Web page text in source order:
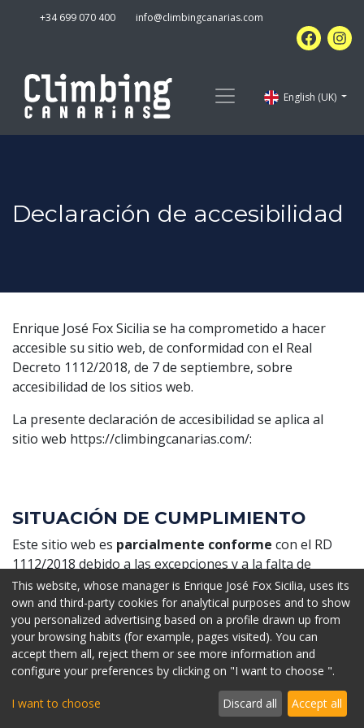
+34 699 070 400 info@climbingcanarias.com
English (UK)
Declaración de accesibilidad
Enrique José Fox Sicilia se ha comprometido a hacer
accesible su sitio web, de conformidad con el Real
Decreto 1112/2018, de 7 de septiembre, sobre
accesibilidad de los sitios web.
La presente declaración de accesibilidad se aplica al
sitio web https://climbingcanarias.com/:
SITUACIÓN DE CUMPLIMIENTO
Este sitio web es parcialmente conforme con el RD
1112/2018 debido a las excepciones y a la falta de
conformidad de los aspectos que se indican en el
siguiente punto.
CONTENIDO NO ACCESIBLE
El contenido que se recoge a continuación no es
accesible por lo siguiente:
This website, whose manager is Enrique José Fox Sicilia, uses its
own and third-party cookies for analytical purposes and to show
you personalized advertising based on a profile drawn up from
your browsing habits (for example, pages visited). You can
accept them all, reject them or see more information and
configure your preferences by clicking on "I want to choose ".
I want to choose Discard all Accept all